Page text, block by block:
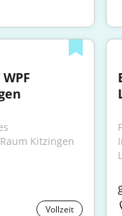
Kitzingen
Vollzeit